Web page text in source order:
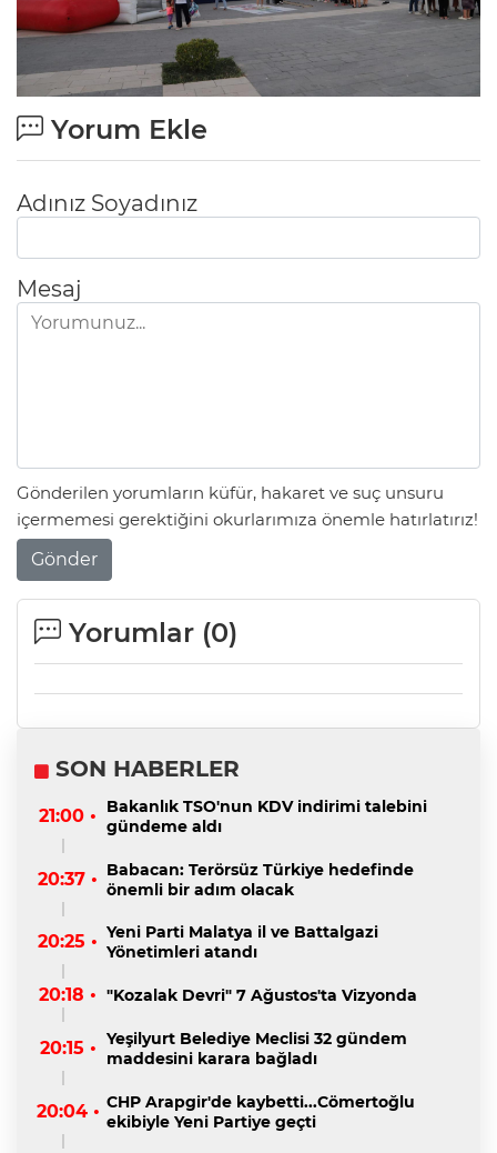
Yorum Ekle
Adınız Soyadınız
Mesaj
Gönderilen yorumların küfür, hakaret ve suç unsuru
içermemesi gerektiğini okurlarımıza önemle hatırlatırız!
Gönder
Yorumlar (0)
SON HABERLER
21:00 •
Bakanlık TSO'nun KDV indirimi talebini
gündeme aldı
20:37 • Babacan: Terörsüz Türkiye hedefinde
önemli bir adım olacak
20:25 • Yeni Parti Malatya il ve Battalgazi
Yönetimleri atandı
20:18 • "Kozalak Devri" 7 Ağustos'ta Vizyonda
20:15 • Yeşilyurt Belediye Meclisi 32 gündem
maddesini karara bağladı
20:04 • CHP Arapgir'de kaybetti...Cömertoğlu
ekibiyle Yeni Partiye geçti